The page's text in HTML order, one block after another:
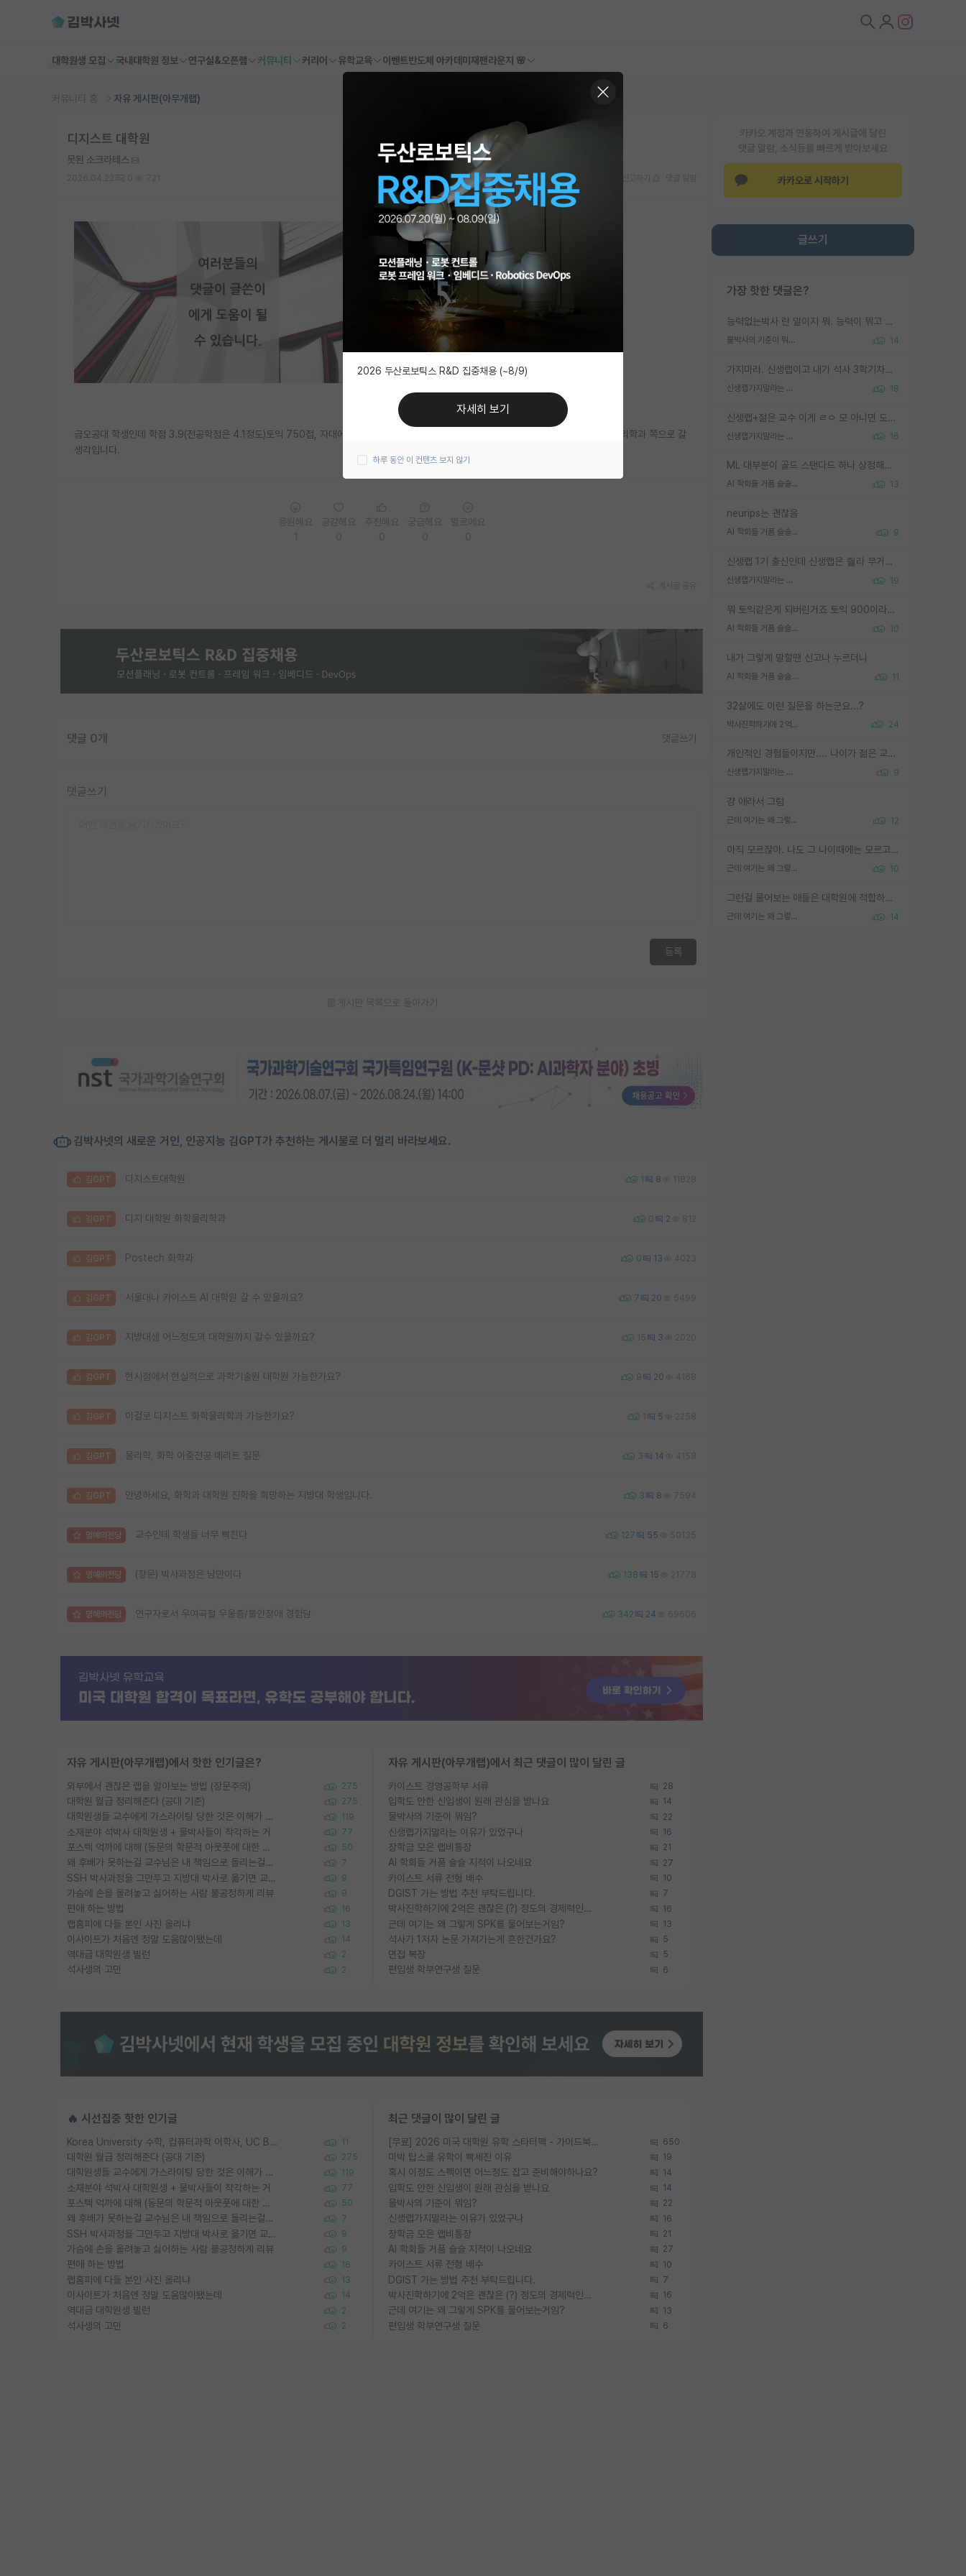
대학원생 모집 국내대학원 정보 연구실&오픈랩 커뮤니티 커리어 유학교육 이벤트반도체 아카데미 재팬라운지 🌸
커뮤니티 홈 자유 게시판(아무개랩)
카카오 계정과 연동하여 게시글에 달린
댓글 알람, 소식등을 빠르게 받아보세요
카카오로 시작하기
글쓰기
가장 핫한 댓글은?
능력없는박사 란 말이지 뭐. 능력이 뭐고 능력이 있다는게 뭔지는 사람마다 기준이 다르니까 얘기해봐야 서로 자기 기준만 얘기해서 논쟁이 끝이 안나고. 주위에서 능력있고 야심있는 신입생이 교수가 유의미한 피드백을 아예 안주면서 제대로된 과제에 참여해볼 기회도 제공하지 않고 잡일 뺑뺑이만 돌려서 맨날 단순작업만 하면서 밤새다가 눈빛이 점점 죽어가는걸 본 사람은 물박사는 교수탓이라고 하고, 교수는 이것저것 알려도 주고 기회도 주고 사수 동기 붙여주면서 어떻게든 끌고가려고 하는데 본인이 매일 뺀질거리면서 출근 하는둥마는둥 하다가 기껏 와서도 폰이나 쳐다보다가 실험 망치고 저녁약속있어서 먼저 가볼게요~ 하는걸 본 사람은 물박사는 본인탓이라고 함.
물박사의 기준이 뭐임? 14
가지마라. 신생랩이고 내가 석사 3학기차인데 최고참인데 나도 아무것도 모르는데 교수가 후배들 왜 논문 교육 안시키냐. 논문 왜 안 써오냐 닦달한다
신생랩가지말라는 이유가 있었구나 18
신생랩+젊은 교수 이게 ㄹㅇ 모 아니면 도인듯.
신생랩가지말라는 이유가 있었구나 16
ML 대부분이 골드 스탠다드 하나 상정해놓고 (벤치마크 데이터셋이 여러 개면 여러 개 상정) 그거 얼마나 잘 맞추나 싸움임 가끔 번뜩이는 설계 철학을 보여주는 논문들도 있지만 대부분 그거 성적 얼마나 더 올리느라에 혈안이 되어 있는 측면이 잇음
AI 학회들 거품 슬슬 지적이 나오네요 13
neurips는 괜찮음
AI 학회들 거품 슬슬 지적이 나오네요 9
신생랩 1기 출신인데 신생랩은 줠라 무거운 바벨 같은거임. 들면 대박인데 못들면 깔려 죽음. 아무도 알려주지 않는 환경에서 자생해야하지만, 일단 살아남았다면 그 어떤 사람보다 악착같고 생존력 높은 사람으로 거듭날 수 있음
신생랩가지말라는 이유가 있었구나 19
뭐 토익같은게 되버린거죠 토익 900이라고 영어잘하는건 아닙니다만 잘하는사람은 다 900을 넘는 그런
AI 학회들 거품 슬슬 지적이 나오네요 10
내가 그렇게 말할땐 신고나 누르더니
AI 학회들 거품 슬슬 지적이 나오네요 11
32살에도 이런 질문을 하는군요...?
박사진학하기에 2억은 괜찮은 (?) 정도의 경제력인가요 24
개인적인 경험들이지만.... 나이가 젊은 교수일수록 꼰대라는 가면을 쓴 채로 무례함을 행동하는 경우가 거의 90% 정도였음. 나이가 어린데 다른 또래들과 달리 명예, 권력, 재력까지 얻었으니 세상 다 가진 기분이겠지. 오히러 나이 든 교수들이 행동과 말을 더 조심하시더라.
신생랩가지말라는 이유가 있었구나 9
걍 애라서 그럼
근데 여기는 왜 그렇게 SPK를 물어보는거임? 12
아직 모르잖아. 나도 그 나이때에는 모르고 평가 받고 안심하고 싶었어.
근데 여기는 왜 그렇게 SPK를 물어보는거임? 10
그런걸 물어보는 애들은 대학원에 적합하지 않다
근데 여기는 왜 그렇게 SPK를 물어보는거임? 14
디지스트 대학원
못된 소크라테스
금오공대 학생인데 학점 3.9(전공학점은 4.1정도)토익 750점, 자대에서 학부연구생 1년정도 했습니다. 디지스트 대학원 가능할까요? 화학물리학과 쪽으로 갈
생각입니다.
댓글 0개 댓글쓰기
댓글쓰기
등록
게시판 목록으로 돌아가기
김박사넷의 새로운 거인, 인공지능 김GPT가 추천하는 게시물로 더 멀리 바라보세요.
김GPT 디지스트대학원 1 8 11828
김GPT 디지 대학원 화학물리학과 0 2 812
김GPT Postech 화학과 0 13 4023
김GPT 서울대나 카이스트 AI 대학원 갈 수 있을까요? 7 20 5499
김GPT 지방대생 어느정도의 대학원까지 갈수 있을까요? 15 3 2020
김GPT 현시점에서 현실적으로 과학기술원 대학원 가능한가요? 9 20 4168
김GPT 이걸로 디지스트 화학물리학과 가능한가요? 1 5 2258
김GPT 물리학, 화학 이중전공 메리트 질문 3 14 4158
김GPT 안녕하세요, 화학과 대학원 진학을 희망하는 지방대 학생입니다. 3 8 7594
명예의전당 교수인데 학생들 너무 빡친다 127 55 50135
명예의전당 (장문) 박사과정은 낭만이다 138 15 21778
명예의전당 연구자로서 우여곡절 우울증/불안장애 경험담 342 24 69606
자유 게시판(아무개랩)에서 핫한 인기글은?
외부에서 괜찮은 랩을 알아보는 방법 (장문주의) 275
대학원 월급 정리해준다 (공대 기준) 275
대학원생들 교수에게 가스라이팅 당한 것은 이해가 갑니다. 안타깝네요. 119
소재분야 석박사 대학원생 + 물박사들이 착각하는 거 77
포스텍 억까에 대해 (동문의 학문적 아웃풋에 대한 반박) 50
왜 후배가 못하는걸 교수님은 내 책임으로 돌리는걸까요? 7
SSH 박사과정을 그만두고 지방대 박사로 옮기면 교수의 꿈은 끝일까요? 9
가슴에 손을 올려놓고 싫어하는 사람 불공정하게 리뷰 9
편애 하는 방법 16
랩홈피에 다들 본인 사진 올리냐 13
이사이트가 처음엔 정말 도움많이됐는데 14
역대급 대학원생 빌런 2
석사생의 고민 2
자유 게시판(아무개랩)에서 최근 댓글이 많이 달린 글
카이스트 경영공학부 서류 28
입학도 안한 신입생이 원래 관심을 받나요 14
물박사의 기준이 뭐임? 22
신생랩가지말라는 이유가 있었구나 16
장학금 모은 랩비통장 21
AI 학회들 거품 슬슬 지적이 나오네요 27
카이스트 서류 전형 배수 10
DGIST 가는 방법 추천 부탁드립니다. 7
박사진학하기에 2억은 괜찮은 (?) 정도의 경제력인가요 16
근데 여기는 왜 그렇게 SPK를 물어보는거임? 13
석사가 1저자 논문 가져가는게 흔한건가요? 5
면접 복장 5
편입생 학부연구생 질문 6
🔥 시선집중 핫한 인기글
Korea University 수학, 컴퓨터과학 이학사, UC Berkeley 산업공학 대학원 공학박사가 되는 것은 쉽지 않겠죠? 11
대학원 월급 정리해준다 (공대 기준) 275
대학원생들 교수에게 가스라이팅 당한 것은 이해가 갑니다. 안타깝네요. 119
소재분야 석박사 대학원생 + 물박사들이 착각하는 거 77
포스텍 억까에 대해 (동문의 학문적 아웃풋에 대한 반박) 50
왜 후배가 못하는걸 교수님은 내 책임으로 돌리는걸까요? 7
SSH 박사과정을 그만두고 지방대 박사로 옮기면 교수의 꿈은 끝일까요? 9
가슴에 손을 올려놓고 싫어하는 사람 불공정하게 리뷰 9
편애 하는 방법 16
랩홈피에 다들 본인 사진 올리냐 13
이사이트가 처음엔 정말 도움많이됐는데 14
역대급 대학원생 빌런 2
석사생의 고민 2
최근 댓글이 많이 달린 글
[무료] 2026 미국 대학원 유학 스타터팩 - 가이드북 & 합격자 컨택메일 템플릿 650
미박 탑스쿨 유학이 빡세진 이유 19
혹시 이정도 스펙이면 어느정도 잡고 준비해야하나요? 14
입학도 안한 신입생이 원래 관심을 받나요 14
물박사의 기준이 뭐임? 22
신생랩가지말라는 이유가 있었구나 16
장학금 모은 랩비통장 21
AI 학회들 거품 슬슬 지적이 나오네요 27
카이스트 서류 전형 배수 10
DGIST 가는 방법 추천 부탁드립니다. 7
박사진학하기에 2억은 괜찮은 (?) 정도의 경제력인가요 16
근데 여기는 왜 그렇게 SPK를 물어보는거임? 13
편입생 학부연구생 질문 6
2026 두산로보틱스 R&D 집중채용 (~8/9)
자세히 보기
하루 동안 이 컨텐츠 보지 않기